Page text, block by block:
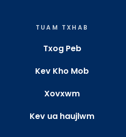
TUAM TXHAB
Txog Peb
Kev Kho Mob
Xovxwm
Kev ua haujlwm